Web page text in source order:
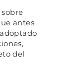
antes
del